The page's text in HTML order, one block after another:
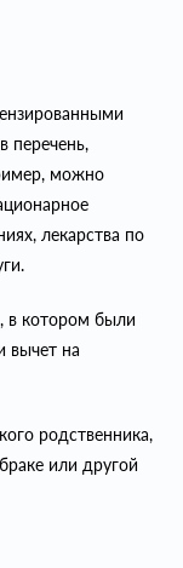
перечень,
можно
лекарства по
в котором были
вычет на
родственника,
или другой